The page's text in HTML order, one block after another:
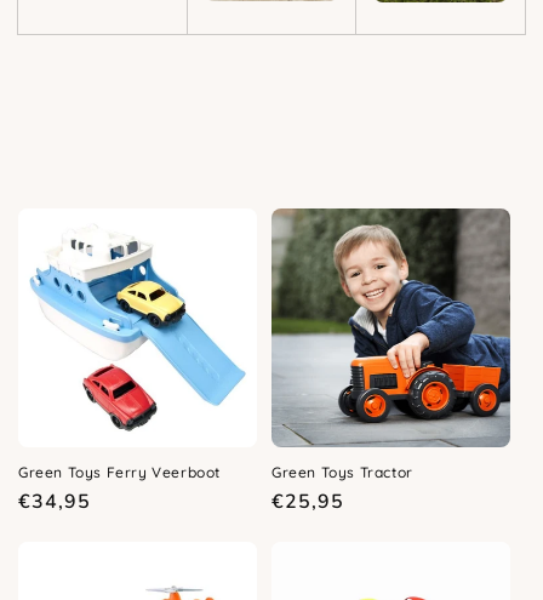
Green Toys Ferry Veerboot
Normale
€34,95
Green Toys Tractor
Normale
€25,95